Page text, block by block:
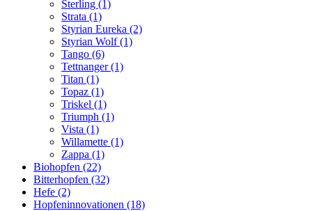
Sterling (1)
Strata (1)
Styrian Eureka (2)
Styrian Wolf (1)
Tango (6)
Tettnanger (1)
Titan (1)
Topaz (1)
Triskel (1)
Triumph (1)
Vista (1)
Willamette (1)
Zappa (1)
Biohopfen (22)
Bitterhopfen (32)
Hefe (2)
Hopfeninnovationen (18)